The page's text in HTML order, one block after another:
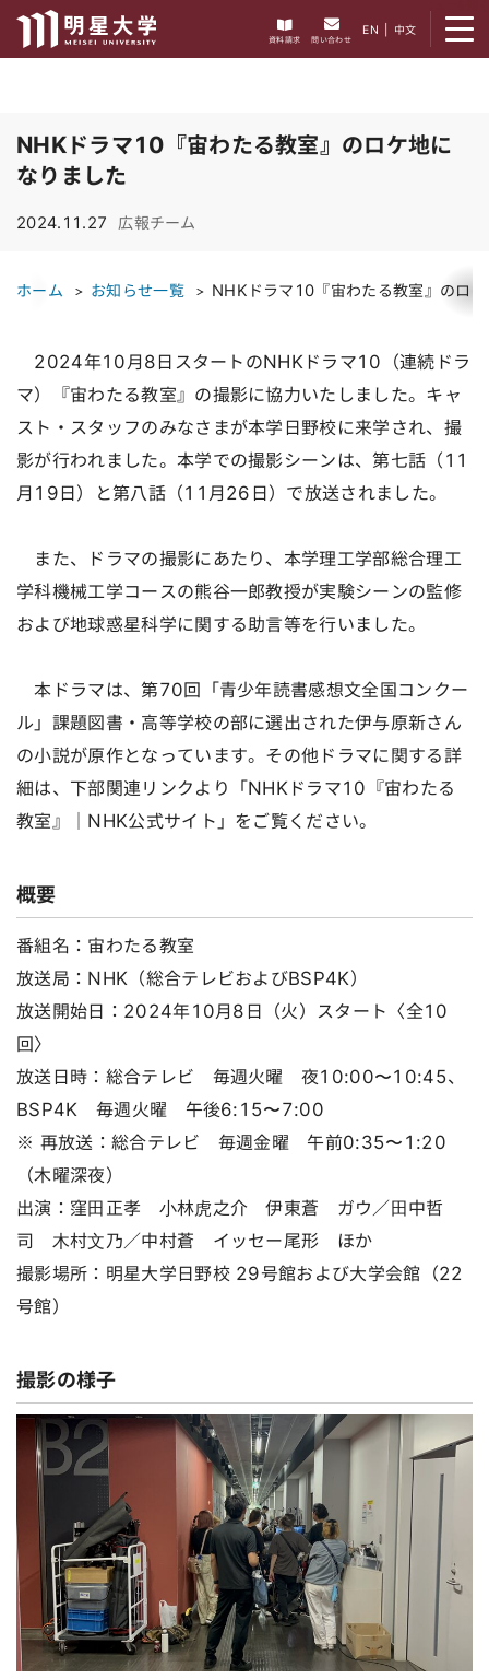
資料請求 問い合わせ
EN 中文
NHKドラマ10『宙わたる教室』のロケ地に
なりました
2024.11.27 広報チーム
ホーム お知らせ一覧 NHKドラマ10『宙わたる教室』のロ
2024年10月8日スタートのNHKドラマ10（連続ドラ
マ）『宙わたる教室』の撮影に協力いたしました。キャ
スト・スタッフのみなさまが本学日野校に来学され、撮
影が行われました。本学での撮影シーンは、第七話（11
月19日）と第八話（11月26日）で放送されました。
また、ドラマの撮影にあたり、本学理工学部総合理工
学科機械工学コースの熊谷一郎教授が実験シーンの監修
および地球惑星科学に関する助言等を行いました。
本ドラマは、第70回「青少年読書感想文全国コンクー
ル」課題図書・高等学校の部に選出された伊与原新さん
の小説が原作となっています。その他ドラマに関する詳
細は、下部関連リンクより「NHKドラマ10『宙わたる
教室』｜NHK公式サイト」をご覧ください。
概要
番組名：宙わたる教室
放送局：NHK（総合テレビおよびBSP4K）
放送開始日：2024年10月8日（火）スタート〈全10
回〉
放送日時：総合テレビ 毎週火曜 夜10:00〜10:45、
BSP4K 毎週火曜 午後6:15〜7:00
※ 再放送：総合テレビ 毎週金曜 午前0:35〜1:20
（木曜深夜）
出演：窪⽥正孝 ⼩林⻁之介 伊東蒼 ガウ／⽥中哲
司 ⽊村⽂乃／中村蒼 イッセー尾形 ほか
撮影場所：明星大学日野校 29号館および大学会館（22
号館）
撮影の様子